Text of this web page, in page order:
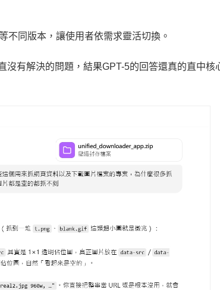
不同版本，讓使用者依需求靈活切換。
有解決的問題，結果GPT-5的回答還真的直中核